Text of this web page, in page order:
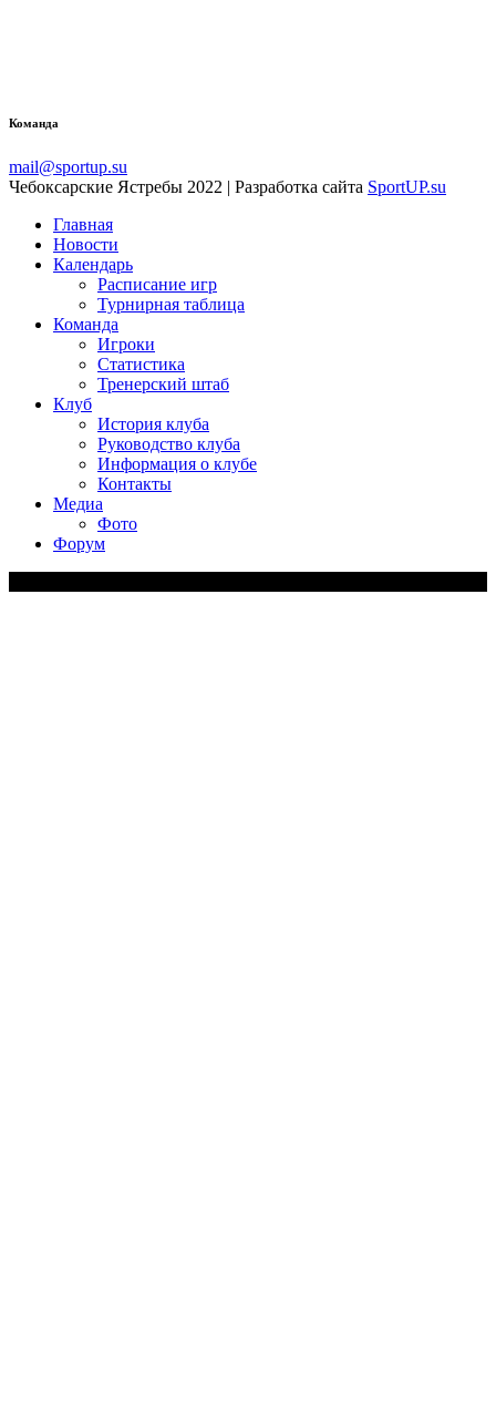
Команда
mail@sportup.su
Чебоксарские Ястребы 2022 | Разработка сайта SportUP.su
Главная
Новости
Календарь
Расписание игр
Турнирная таблица
Команда
Игроки
Статистика
Тренерский штаб
Клуб
История клуба
Руководство клуба
Информация о клубе
Контакты
Медиа
Фото
Форум